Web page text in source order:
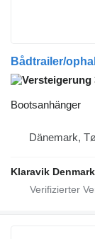
Bådtrailer/
Bootsanhänger
Dänemark,
Klaravik Denmark